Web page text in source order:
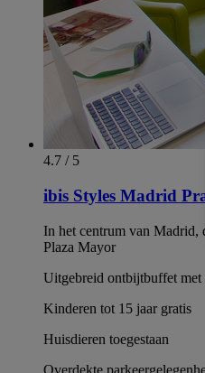
4.7 / 5
ibis Styles Madrid
In het centrum van Madrid,
Plaza Mayor
Uitgebreid ontbijtbuffet
Kinderen tot 15 jaar gratis
Huisdieren toegestaan
Overdekte